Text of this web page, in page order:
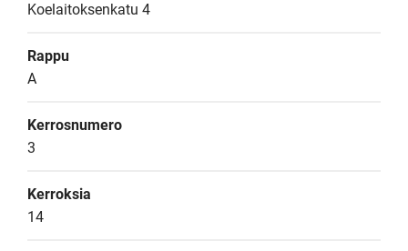
Koelaitoksenkatu 4
Rappu
A
Kerrosnumero
3
Kerroksia
14